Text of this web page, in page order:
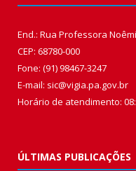
End.: Rua Professora
CEP: 68780-000
Fone: (91) 98467-3247
E-mail: sic@vigia.pa.gov.br
Horário de atendimento:
ÚLTIMAS PUBLICAÇÕES